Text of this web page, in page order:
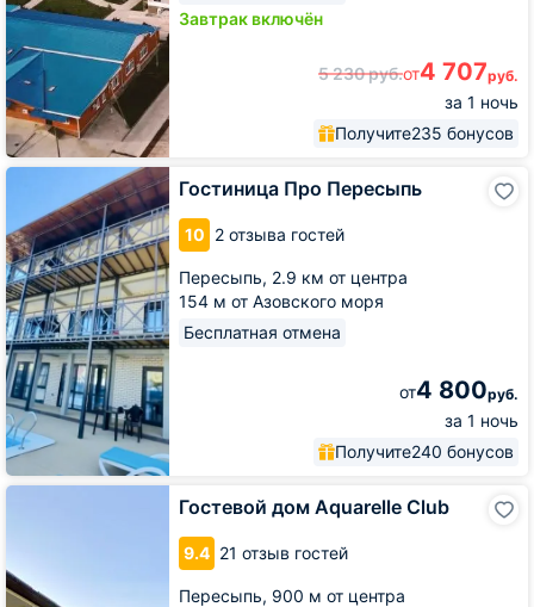
Завтрак включён
5 230руб.от4 707руб.
за 1 ночь
Получите235 бонусов
Гостиница Про Пересыпь
10 2 отзыва гостей
Пересыпь, 2.9 км от центра
154 м от Азовского моря
Бесплатная отмена
от4 800руб.
за 1 ночь
Получите240 бонусов
Гостиница
Пересыпь
Гостевой дом Aquarelle Club
9.4 21 отзыв гостей
Пересыпь, 900 м от центра
Гостевой